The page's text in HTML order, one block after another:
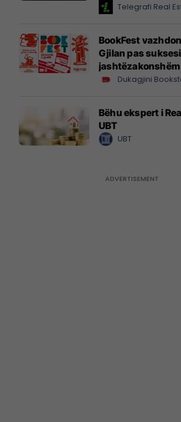
Telegrafi Real
BookFest
Gjilan pas
Dukagjini
Bëhu ekspert i
UBT
UBT